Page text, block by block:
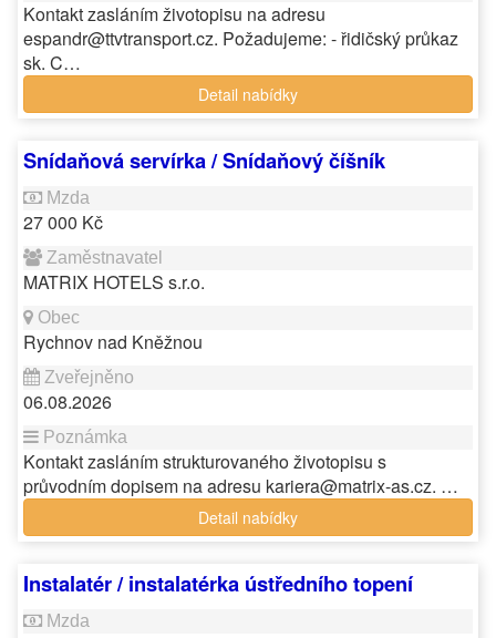
Kontakt zasláním životopisu na adresu
espandr@ttvtransport.cz. Požadujeme: - řidičský průkaz
sk. C…
Detail nabídky
Snídaňová servírka / Snídaňový číšník
27 000 Kč
MATRIX HOTELS s.r.o.
Rychnov nad Kněžnou
06.08.2026
Kontakt zasláním strukturovaného životopisu s
průvodním dopisem na adresu kariera@matrix-as.cz. …
Detail nabídky
Instalatér / instalatérka ústředního topení